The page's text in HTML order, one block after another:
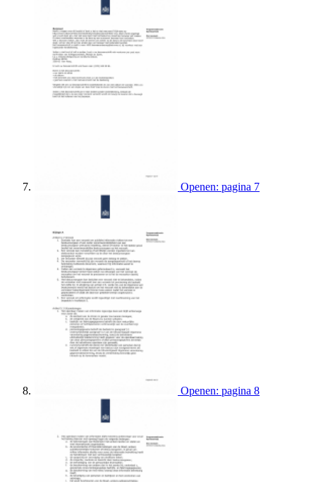
Openen: pagina 7
Openen: pagina 8